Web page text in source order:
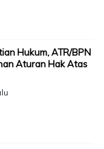
Hukum, ATR/BPN
Aturan Hak Atas